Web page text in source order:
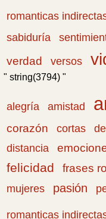
romanticas
sabiduría
verdad
versos
" string(3794) "
alegría amistad
corazón
cortas
distancia
felicidad frases
mujeres
pasión
romanticas